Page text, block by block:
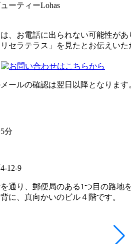
ーティーLohas
、お電話に出られない可能性があ
セラテラス」を見たとお伝えいた
ールの確認は翌日以降となりま
分
12-9
通り、郵便局のある1つ目の路地
に、真向かいのビル４階です。